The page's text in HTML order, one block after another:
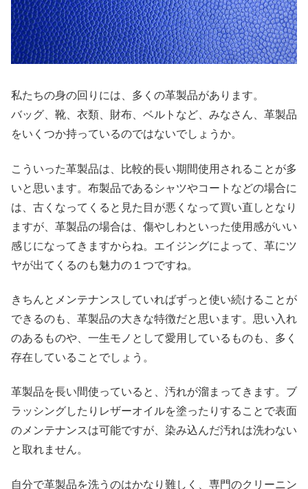
私たちの身の回りには、多くの革製品があります。
バッグ、靴、衣類、財布、ベルトなど、みなさん、革製品
をいくつか持っているのではないでしょうか。
こういった革製品は、比較的長い期間使用されることが多
いと思います。布製品であるシャツやコートなどの場合に
は、古くなってくると見た目が悪くなって買い直しとなり
ますが、革製品の場合は、傷やしわといった使用感がいい
感じになってきますからね。エイジングによって、革にツ
ヤが出てくるのも魅力の１つですね。
きちんとメンテナンスしていればずっと使い続けることが
できるのも、革製品の大きな特徴だと思います。思い入れ
のあるものや、一生モノとして愛用しているものも、多く
存在していることでしょう。
革製品を長い間使っていると、汚れが溜まってきます。ブ
ラッシングしたりレザーオイルを塗ったりすることで表面
のメンテナンスは可能ですが、染み込んだ汚れは洗わない
と取れません。
自分で革製品を洗うのはかなり難しく、専門のクリーニン